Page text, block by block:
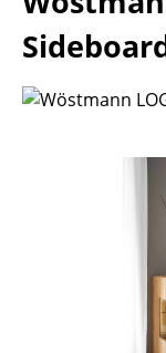
Bildergalerie